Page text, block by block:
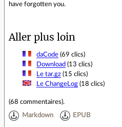
have forgotten you.
Aller plus loin
daCode(69 clics)
Download (13 clics)
Le tar.gz(15 clics)
Le ChangeLog(18 clics)
(68 commentaires).
Markdown EPUB